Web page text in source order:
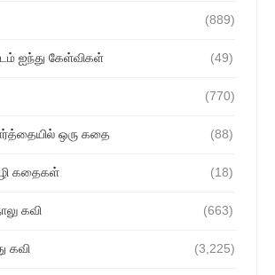
(889)
ஐந்து கேள்விகள் (49)
(770)
ஒரு கதை (88)
கதைகள் (18)
கவி (663)
கவி (3,225)